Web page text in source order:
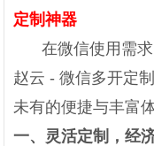
定制神器
在微信使用需
赵云 - 微信多开定
未有的便捷与丰富体
一、灵活定制，经